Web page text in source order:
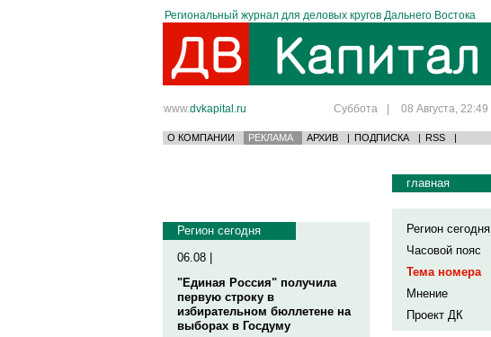
Региональный журнал для деловых кругов Дальнего Востока
www.dvkapital.ru Суббота | 08 Августа, 22:49
О КОМПАНИИ РЕКЛАМА АРХИВ | ПОДПИСКА | RSS |
Регион сегодня
06.08 |
"Единая Россия" получила
первую строку в
избирательном бюллетене на
выборах в Госдуму
главная
Регион сегодня
Часовой пояс
Тема номера
Мнение
Проект ДК